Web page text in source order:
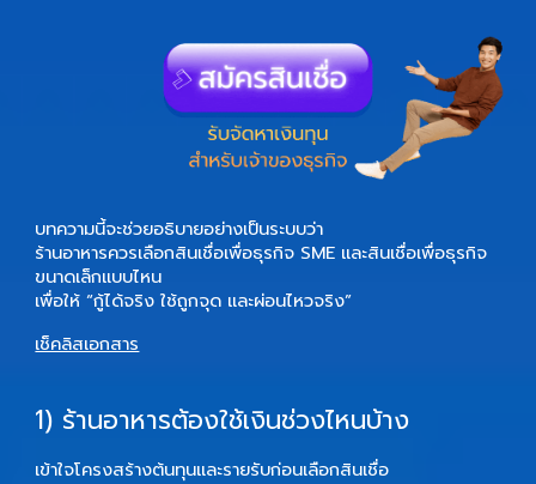
บทความนี้จะช่วยอธิบายอย่างเป็นระบบว่า
ร้านอาหารควรเลือกสินเชื่อเพื่อธุรกิจ SME และสินเชื่อเพื่อธุรกิจ
ขนาดเล็กแบบไหน
เพื่อให้ “กู้ได้จริง ใช้ถูกจุด และผ่อนไหวจริง”
เช็คลิสเอกสาร
1) ร้านอาหารต้องใช้เงินช่วงไหนบ้าง
เข้าใจโครงสร้างต้นทุนและรายรับก่อนเลือกสินเชื่อ